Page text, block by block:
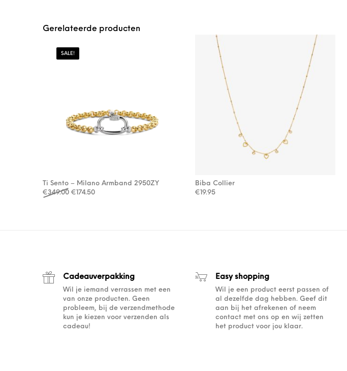
Gerelateerde producten
SALE!
Ti Sento – Milano Armband 2950ZY
€349.00 Oorspronkelijke prijs was: €349.00.
€174.50Huidige prijs is: €174.50.
Biba Collier
€19.95
Cadeauverpakking
Wil je iemand verrassen met een
van onze producten. Geen
probleem, bij de verzendmethode
kun je kiezen voor verzenden als
cadeau!
Easy shopping
Wil je een product eerst passen of
al dezelfde dag hebben. Geef dit
aan bij het afrekenen of neem
contact met ons op en wij zetten
het product voor jou klaar.